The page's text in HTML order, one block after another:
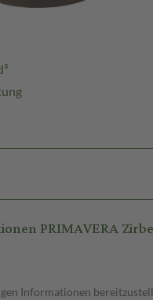
PRIMAVERA
Informationen